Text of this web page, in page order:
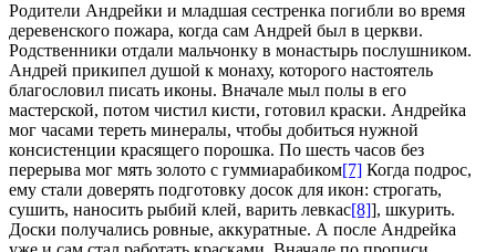
Родители Андрейки и младшая сестренка погибли во время
деревенского пожара, когда сам Андрей был в церкви.
Родственники отдали мальчонку в монастырь послушником.
Андрей прикипел душой к монаху, которого настоятель
благословил писать иконы. Вначале мыл полы в его
мастерской, потом чистил кисти, готовил краски. Андрейка
мог часами тереть минералы, чтобы добиться нужной
консистенции красящего порошка. По шесть часов без
перерыва мог мять золото с гуммиарабиком[7] Когда подрос,
ему стали доверять подготовку досок для икон: строгать,
сушить, наносить рыбий клей, варить левкас[8]], шкурить.
Доски получались ровные, аккуратные. А после Андрейка